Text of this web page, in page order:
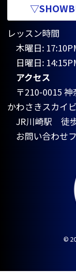
レッスン時間
木曜日:
日曜日:
アクセス
〒210-0015 神
かわさきスカイ
JR川崎駅 徒
お問い合わせ
©